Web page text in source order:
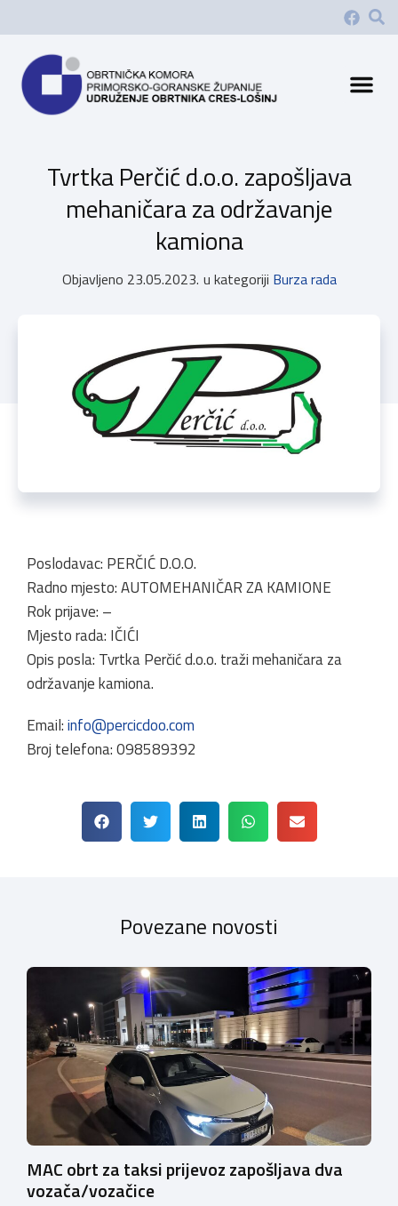
Tvrtka Perčić d.o.o. zapošljava
mehaničara za održavanje
kamiona
Objavljeno 23.05.2023. u kategoriji Burza rada
Poslodavac: PERČIĆ D.O.O.
Radno mjesto: AUTOMEHANIČAR ZA KAMIONE
Rok prijave: –
Mjesto rada: IČIĆI
Opis posla: Tvrtka Perčić d.o.o. traži mehaničara za
održavanje kamiona.
Email:info@percicdoo.com
Broj telefona: 098589392
Povezane novosti
MAC obrt za taksi prijevoz zapošljava dva
vozača/vozačice